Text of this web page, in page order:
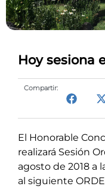
Hoy sesiona
Compartir:
El Honorable
realizará Sesión
agosto de 2018 a
al siguiente